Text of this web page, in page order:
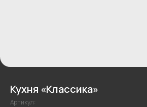
Кухня «Классика»
Артикул: